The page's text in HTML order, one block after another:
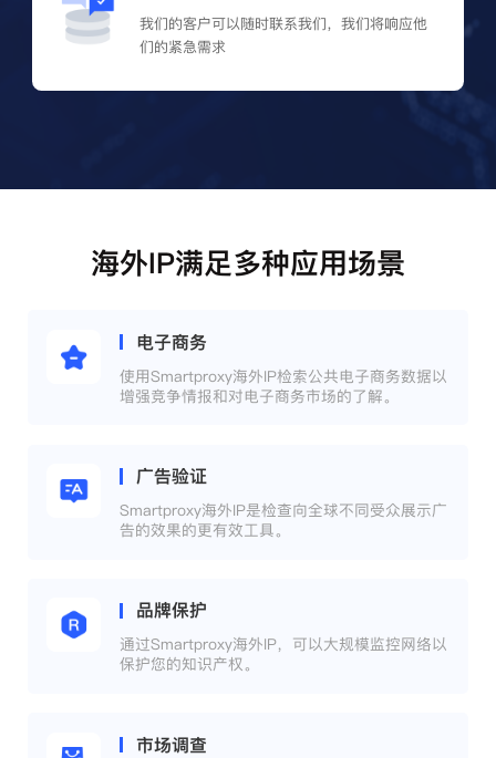
我们的客户可以随时联系我们，我们将响应他
们的紧急需求
海外IP满足多种应用场景
电子商务
使用Smartproxy海外IP检索公共电子商务数据以
增强竞争情报和对电子商务市场的了解。
广告验证
Smartproxy海外IP是检查向全球不同受众展示广
告的效果的更有效工具。
品牌保护
通过Smartproxy海外IP，可以大规模监控网络以
保护您的知识产权。
市场调查